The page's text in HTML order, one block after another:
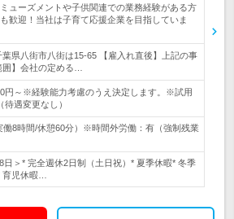
ューズメントや子供関連での業務経験がある方
歓迎！当社は子育て応援企業を目指していま
葉県八街市八街は15-65 【雇入れ直後】上記の事
】会社の定める…
円～※経験能力考慮のうえ決定します。※試用
遇変更なし）
働8時間/休憩60分）※時間外労働：有（強制残業
日＞* 完全週休2日制（土日祝）* 夏季休暇* 冬季
児休暇…